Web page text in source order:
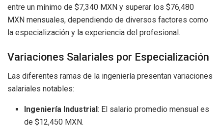
entre un mínimo de $7,340 MXN y superar los $76,480
MXN mensuales, dependiendo de diversos factores como
la especialización y la experiencia del profesional.
Variaciones Salariales por Especialización
Las diferentes ramas de la ingeniería presentan variaciones
salariales notables:
Ingeniería Industrial: El salario promedio mensual es
de $12,450 MXN.